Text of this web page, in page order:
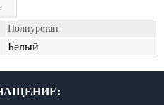
Полиуретан
Белый